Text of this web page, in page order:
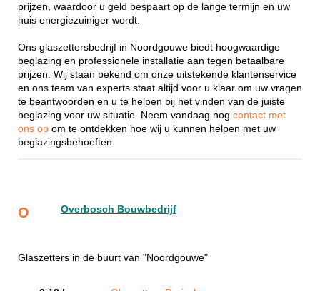
prijzen, waardoor u geld bespaart op de lange termijn en uw
huis energiezuiniger wordt.
Ons glaszettersbedrijf in Noordgouwe biedt hoogwaardige
beglazing en professionele installatie aan tegen betaalbare
prijzen. Wij staan bekend om onze uitstekende klantenservice
en ons team van experts staat altijd voor u klaar om uw vragen
te beantwoorden en u te helpen bij het vinden van de juiste
beglazing voor uw situatie. Neem vandaag nog contact met
ons op om te ontdekken hoe wij u kunnen helpen met uw
beglazingsbehoeften.
O Overbosch Bouwbedrijf
Glaszetters in de buurt van "Noordgouwe"